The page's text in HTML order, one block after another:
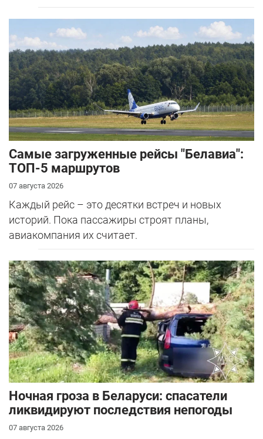
Самые загруженные рейсы "Белавиа":
ТОП-5 маршрутов
07 августа 2026
Каждый рейс – это десятки встреч и новых
историй. Пока пассажиры строят планы,
авиакомпания их считает.
Ночная гроза в Беларуси: спасатели
ликвидируют последствия непогоды
07 августа 2026